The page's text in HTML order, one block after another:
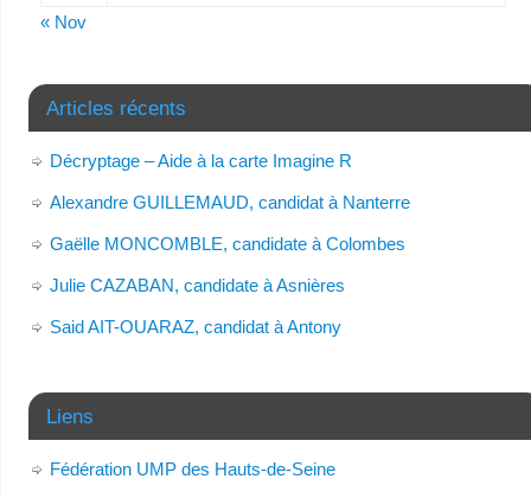
« Nov
Articles récents
Décryptage – Aide à la carte Imagine R
Alexandre GUILLEMAUD, candidat à Nanterre
Gaëlle MONCOMBLE, candidate à Colombes
Julie CAZABAN, candidate à Asnières
Said AIT-OUARAZ, candidat à Antony
Liens
Fédération UMP des Hauts-de-Seine